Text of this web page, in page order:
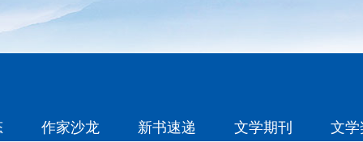
作家沙龙 新书速递 文学期刊 文